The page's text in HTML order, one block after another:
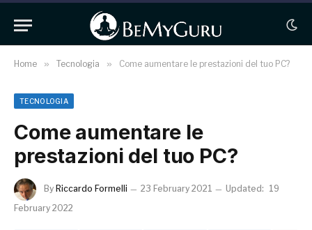
Home » Tecnologia » Come aumentare le prestazioni del tuo PC?
TECNOLOGIA
Come aumentare le
prestazioni del tuo PC?
By Riccardo Formelli 23 February 2021 Updated: 19
February 2022